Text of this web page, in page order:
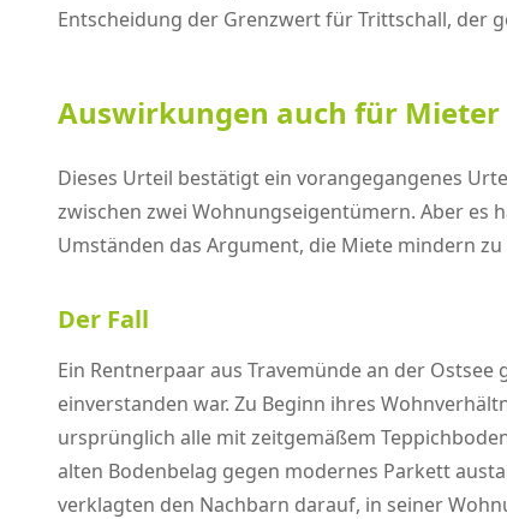
Entscheidung der Grenzwert für Trittschall, der
Auswirkungen auch für Mieter
Dieses Urteil bestätigt ein vorangegangenes
zwischen zwei Wohnungseigentümern. Aber es
Umständen das Argument, die Miete mindern
Der Fall
Ein Rentnerpaar aus Travemünde an der
einverstanden war. Zu Beginn ihres
ursprünglich alle mit zeitgemäßem
alten Bodenbelag gegen modernes Parkett
verklagten den Nachbarn darauf, in seiner